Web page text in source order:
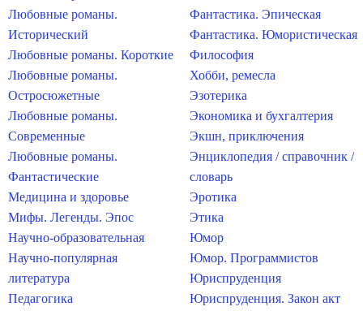
Любовные романы.
Исторический
Любовные романы. Короткие
Любовные романы.
Остросюжетные
Любовные романы.
Современные
Любовные романы.
Фантастические
Медицина и здоровье
Мифы. Легенды. Эпос
Научно-образовательная
Научно-популярная
литература
Педагогика
Фантастика. Эпическая
Фантастика. Юмористическая
Философия
Хобби, ремесла
Эзотерика
Экономика и бухгалтерия
Экшн, приключения
Энциклопедия / справочник /
словарь
Эротика
Этика
Юмор
Юмор. Программистов
Юриспруденция
Юриспруденция. Закон акт